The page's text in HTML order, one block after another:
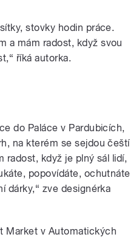
stovky hodin práce.
a mám radost, když svou
říká autorka.
do Paláce v Pardubicích,
na kterém se sejdou čeští
radost, když je plný sál lidí,
popovídáte, ochutnáte
dárky,“ zve designérka
Market v Automatických